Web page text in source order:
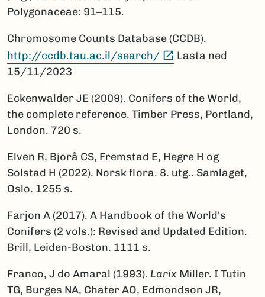
Polygonaceae: 91–115.
Chromosome Counts Database (CCDB).
http://ccdb.tau.ac.il/search/
(Ekstern lenke)
Lasta ned
15/11/2023
Eckenwalder JE (2009). Conifers of the World,
the complete reference. Timber Press, Portland,
London. 720 s.
Elven R, Bjorå CS, Fremstad E, Hegre H og
Solstad H (2022). Norsk flora. 8. utg.. Samlaget,
Oslo. 1255 s.
Farjon A (2017). A Handbook of the World's
Conifers (2 vols.): Revised and Updated Edition.
Brill, Leiden-Boston. 1111 s.
Franco, J do Amaral (1993). Larix Miller. I Tutin
TG, Burges NA, Chater AO, Edmondson JR,